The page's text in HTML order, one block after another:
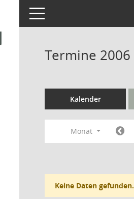
Toggle navigation
Termine 2006
Kalender
Monat
Keine Daten gefunden.